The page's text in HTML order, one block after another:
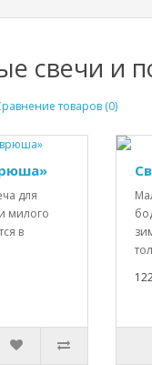
свечи и
товаров (0)
для
милого
в